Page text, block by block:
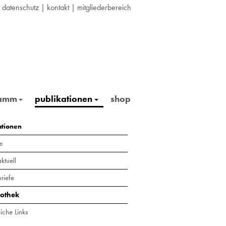
datenschutz | kontakt| mitgliederbereich
publikationen shop
Links